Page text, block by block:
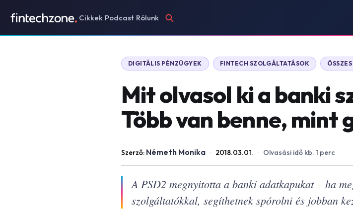
Cikkek Podcast Rólunk
DIGITÁLIS PÉNZÜGYEK FINTECH SZOLGÁLTATÁSOK
Mit olvasol ki a banki
Több van benne, mint
Szerző: Németh Monika · 2018.03.01. · Olvasási idő kb. 1 perc
A PSD2 megnyitotta a banki adatkapukat – ha
szolgáltatókkal, segíthetnek spórolni és jobban